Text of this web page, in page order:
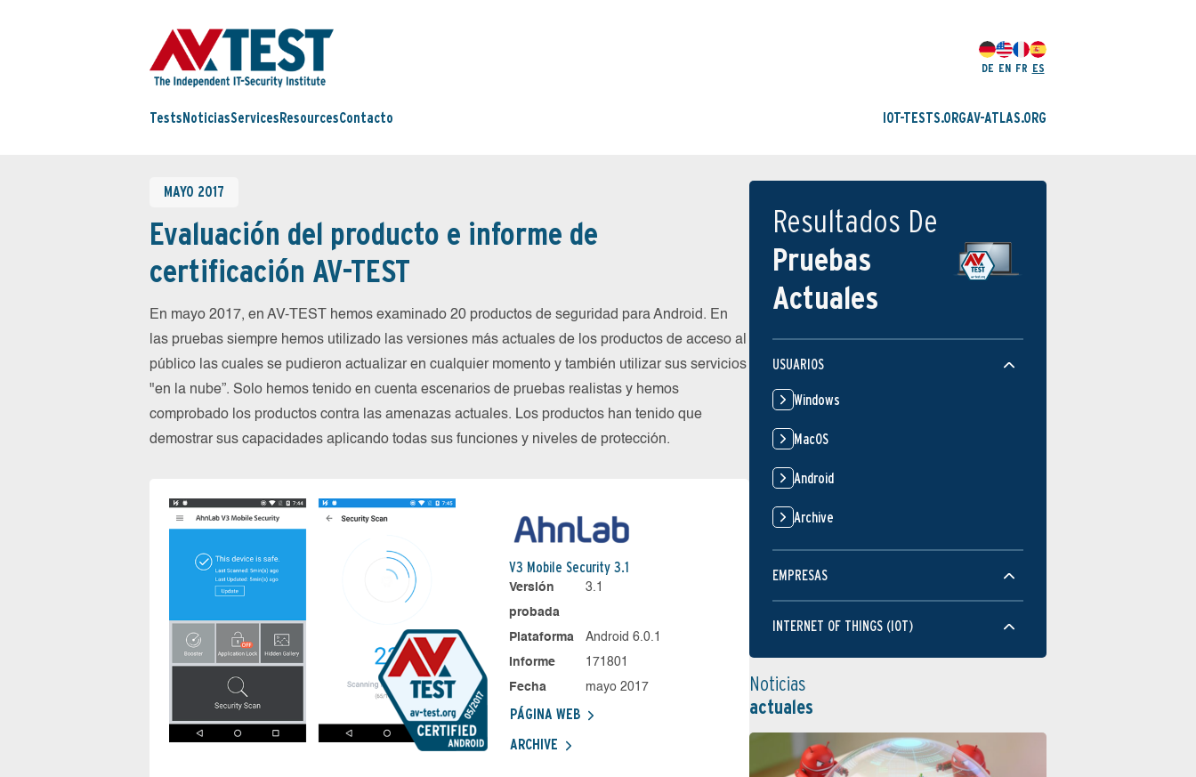
DE EN FR ES
Tests NoticiasServices ResourcesContacto IOT-TESTS.ORGAV-ATLAS.ORG
MAYO 2017
Evaluación del producto e informe de
certificación AV-TEST
En mayo 2017, en AV-TEST hemos examinado 20 productos de seguridad para Android. En
las pruebas siempre hemos utilizado las versiones más actuales de los productos de acceso al
público las cuales se pudieron actualizar en cualquier momento y también utilizar sus servicios
"en la nube”. Solo hemos tenido en cuenta escenarios de pruebas realistas y hemos
comprobado los productos contra las amenazas actuales. Los productos han tenido que
demostrar sus capacidades aplicando todas sus funciones y niveles de protección.
V3 Mobile Security 3.1
Versión
probada
3.1
Plataforma
Android 6.0.1
Informe
171801
Fecha
mayo 2017
PÁGINA WEB
ARCHIVE
Resultados De
Pruebas
Actuales
USUARIOS
Windows
MacOS
Android
Archive
EMPRESAS
INTERNET OF THINGS (IOT)
Noticias
actuales